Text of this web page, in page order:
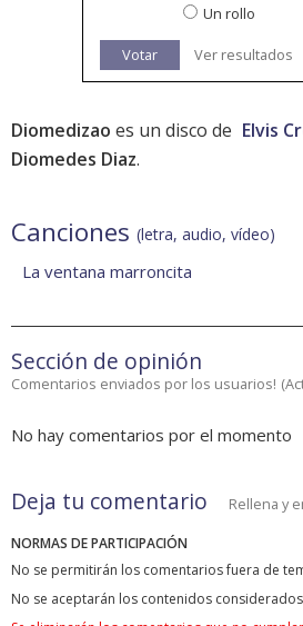
Un rollo
Votar Ver resultados
Diomedizao es un disco de Elvis
Diomedes Diaz.
Canciones (letra, audio, vídeo)
La ventana marroncita
Sección de opinión
Comentarios enviados por los usuarios! (
No hay comentarios por el momento
Deja tu comentario Rellena y
NORMAS DE PARTICIPACIÓN
No se permitirán los comentarios fuera de
No se aceptarán los contenidos